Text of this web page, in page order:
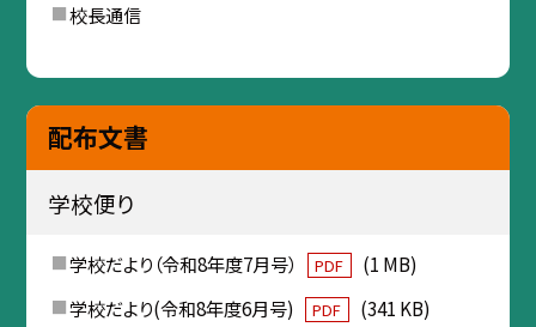
校長通信
配布文書
学校便り
学校だより（令和8年度7月号） PDF
(1 MB)
学校だより(令和8年度6月号)
PDF
(341 KB)